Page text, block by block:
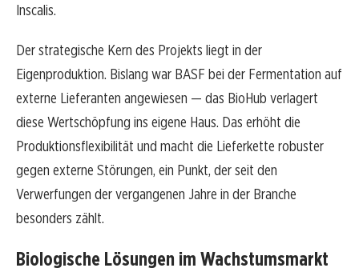
Inscalis.
Der strategische Kern des Projekts liegt in der
Eigenproduktion. Bislang war BASF bei der Fermentation auf
externe Lieferanten angewiesen — das BioHub verlagert
diese Wertschöpfung ins eigene Haus. Das erhöht die
Produktionsflexibilität und macht die Lieferkette robuster
gegen externe Störungen, ein Punkt, der seit den
Verwerfungen der vergangenen Jahre in der Branche
besonders zählt.
Biologische Lösungen im Wachstumsmarkt